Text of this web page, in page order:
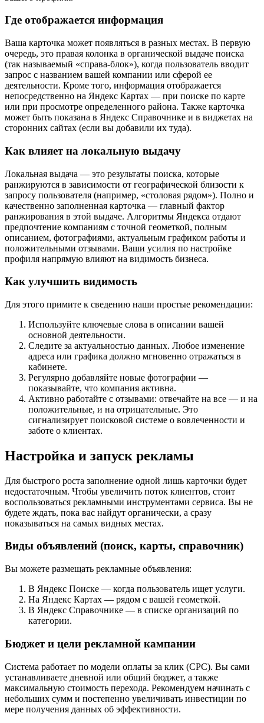
Где отображается информация
Ваша карточка может появляться в разных местах. В первую
очередь, это правая колонка в органической выдаче поиска
(так называемый «справа-блок»), когда пользователь вводит
запрос с названием вашей компании или сферой ее
деятельности. Кроме того, информация отображается
непосредственно на Яндекс Картах — при поиске по карте
или при просмотре определенного района. Также карточка
может быть показана в Яндекс Справочнике и в виджетах на
сторонних сайтах (если вы добавили их туда).
Как влияет на локальную выдачу
Локальная выдача — это результаты поиска, которые
ранжируются в зависимости от географической близости к
запросу пользователя (например, «столовая рядом»). Полно и
качественно заполненная карточка — главный фактор
ранжирования в этой выдаче. Алгоритмы Яндекса отдают
предпочтение компаниям с точной геометкой, полным
описанием, фотографиями, актуальным графиком работы и
положительными отзывами. Ваши усилия по настройке
профиля напрямую влияют на видимость бизнеса.
Как улучшить видимость
Для этого примите к сведению наши простые рекомендации:
Используйте ключевые слова в описании вашей
основной деятельности.
Следите за актуальностью данных. Любое изменение
адреса или графика должно мгновенно отражаться в
кабинете.
Регулярно добавляйте новые фотографии —
показывайте, что компания активна.
Активно работайте с отзывами: отвечайте на все — и на
положительные, и на отрицательные. Это
сигнализирует поисковой системе о вовлеченности и
заботе о клиентах.
Настройка и запуск рекламы
Для быстрого роста заполнение одной лишь карточки будет
недостаточным. Чтобы увеличить поток клиентов, стоит
воспользоваться рекламными инструментами сервиса. Вы не
будете ждать, пока вас найдут органически, а сразу
показываться на самых видных местах.
Виды объявлений (поиск, карты, справочник)
Вы можете размещать рекламные объявления:
В Яндекс Поиске — когда пользователь ищет услуги.
На Яндекс Картах — рядом с вашей геометкой.
В Яндекс Справочнике — в списке организаций по
категории.
Бюджет и цели рекламной кампании
Система работает по модели оплаты за клик (CPC). Вы сами
устанавливаете дневной или общий бюджет, а также
максимальную стоимость перехода. Рекомендуем начинать с
небольших сумм и постепенно увеличивать инвестиции по
мере получения данных об эффективности.